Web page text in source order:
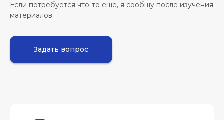
Если потребуется что-то ещё, я сообщу после изучения
материалов.
Задать вопрос